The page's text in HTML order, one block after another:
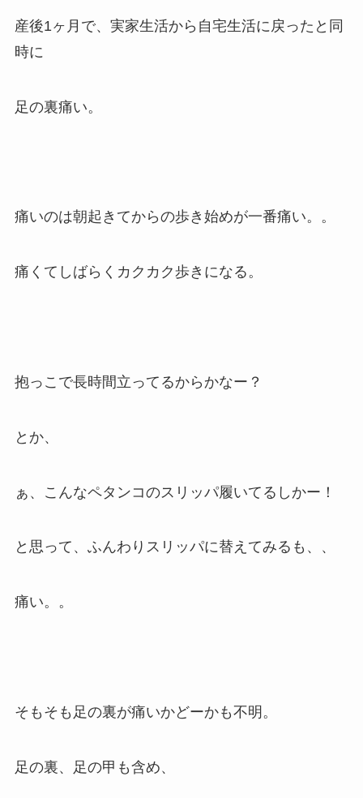
産後1ヶ月で、実家生活から自宅生活に戻ったと同
時に
足の裏痛い。
痛いのは朝起きてからの歩き始めが一番痛い。。
痛くてしばらくカクカク歩きになる。
抱っこで長時間立ってるからかなー？
とか、
ぁ、こんなペタンコのスリッパ履いてるしかー！
と思って、ふんわりスリッパに替えてみるも、、
痛い。。
そもそも足の裏が痛いかどーかも不明。
足の裏、足の甲も含め、